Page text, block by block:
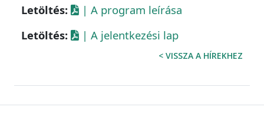
Letöltés:
| A program leírása
Letöltés:
| A jelentkezési lap
< VISSZA A HÍREKHEZ